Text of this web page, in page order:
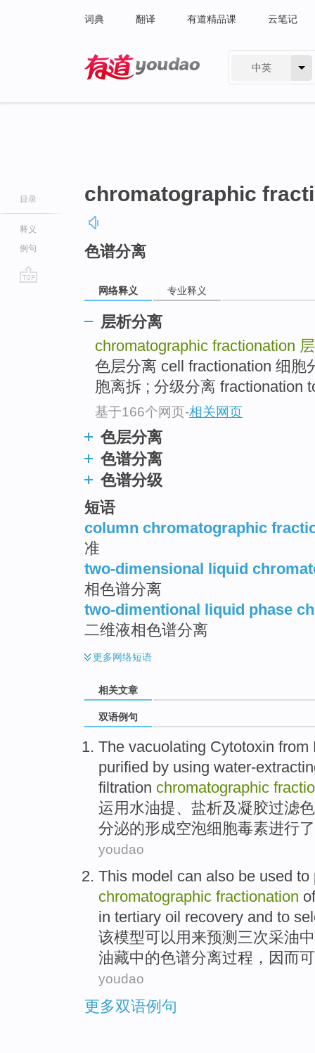
词典 翻译 有道精品课 云笔记
中英
目录
释义
例句
chromatographic
色谱分离
网络释义 专业释义
层析分离
chromatographic fractionation
色层分离 cell fractionation 细
胞离拆 ; 分级分离 fractionation
基于166个网页-相关网页
色层分离
色谱分离
色谱分级
短语
column chromatographic
准
two-dimensional liquid
相色谱分离
two-dimentional liquid phase
二维液相色谱分离
更多网络短语
相关文章
双语例句
The vacuolating Cytotoxin from
purified by using water-
filtration chromatographic
运用 水油提、 盐析及凝胶过滤
分泌的形成空泡细胞毒素进行
youdao
This model can also be used to
chromatographic fractionation
in tertiary oil recovery and to
该模型可以用来预测 三次采油中
油藏中的色谱分离过程 ，因而
youdao
更多双语例句